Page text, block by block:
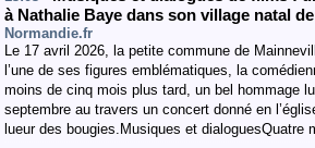
à Nathalie Baye dans son village natal de
Normandie.fr
Le 17 avril 2026, la petite commune de
l’une de ses figures emblématiques, la
moins de cinq mois plus tard, un bel hommage
septembre au travers un concert donné en
lueur des bougies.Musiques et dialoguesQuatre